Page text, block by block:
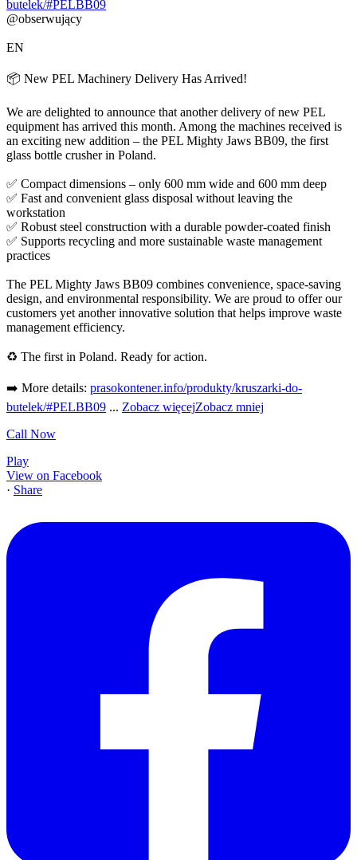
butelek/#PELBB09
@obserwujący
EN
📦 New PEL Machinery Delivery Has Arrived!
We are delighted to announce that another delivery of new PEL
equipment has arrived this month. Among the machines received is
an exciting new addition – the PEL Mighty Jaws BB09, the first
glass bottle crusher in Poland.
✅ Compact dimensions – only 600 mm wide and 600 mm deep
✅ Fast and convenient glass disposal without leaving the
workstation
✅ Robust steel construction with a durable powder-coated finish
✅ Supports recycling and more sustainable waste management
practices
The PEL Mighty Jaws BB09 combines convenience, space-saving
design, and environmental responsibility. We are proud to offer our
customers yet another innovative solution that helps improve waste
management efficiency.
♻️ The first in Poland. Ready for action.
➡️ More details: prasokontener.info/produkty/kruszarki-do-
butelek/#PELBB09 ... Zobacz więcejZobacz mniej
Call Now
Play
View on Facebook
· Share